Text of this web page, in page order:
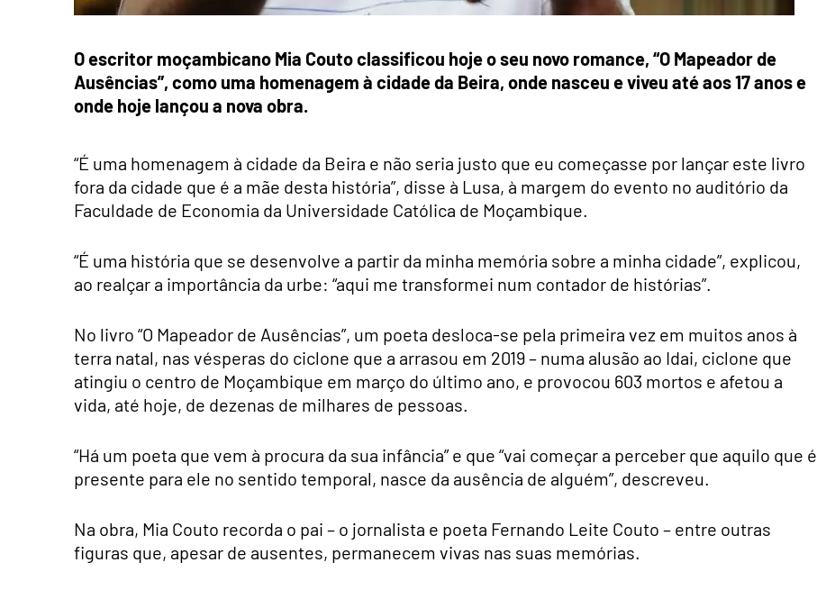
O escritor moçambicano Mia Couto classificou hoje o seu novo romance, “O Mapeador de
Ausências”, como uma homenagem à cidade da Beira, onde nasceu e viveu até aos 17 anos e
onde hoje lançou a nova obra.
“É uma homenagem à cidade da Beira e não seria justo que eu começasse por lançar este livro
fora da cidade que é a mãe desta história”, disse à Lusa, à margem do evento no auditório da
Faculdade de Economia da Universidade Católica de Moçambique.
“É uma história que se desenvolve a partir da minha memória sobre a minha cidade”, explicou,
ao realçar a importância da urbe: “aqui me transformei num contador de histórias”.
No livro “O Mapeador de Ausências”, um poeta desloca-se pela primeira vez em muitos anos à
terra natal, nas vésperas do ciclone que a arrasou em 2019 – numa alusão ao Idai, ciclone que
atingiu o centro de Moçambique em março do último ano, e provocou 603 mortos e afetou a
vida, até hoje, de dezenas de milhares de pessoas.
“Há um poeta que vem à procura da sua infância” e que “vai começar a perceber que aquilo que é
presente para ele no sentido temporal, nasce da ausência de alguém”, descreveu.
Na obra, Mia Couto recorda o pai – o jornalista e poeta Fernando Leite Couto – entre outras
figuras que, apesar de ausentes, permanecem vivas nas suas memórias.